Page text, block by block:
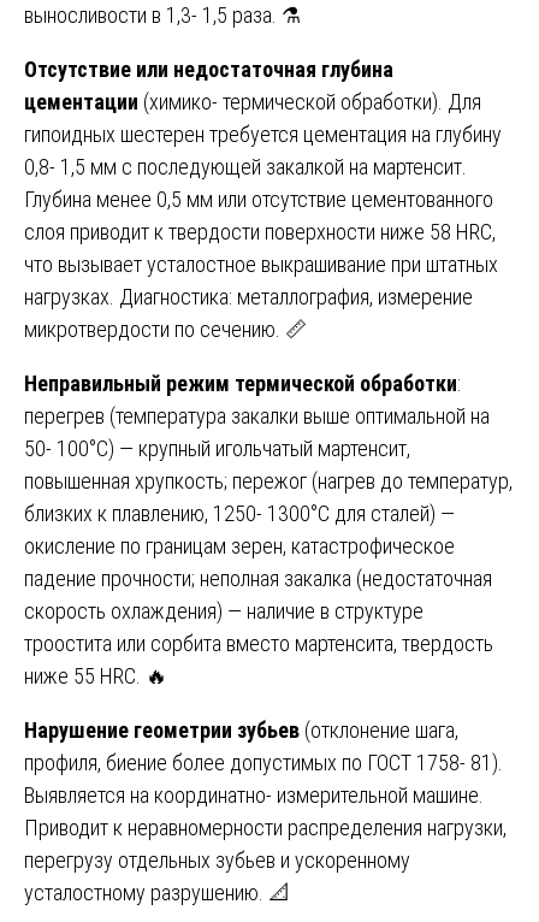
выносливости в 1,3- 1,5 раза. ⚗️
Отсутствие или недостаточная глубина
цементации (химико- термической обработки). Для
гипоидных шестерен требуется цементация на глубину
0,8- 1,5 мм с последующей закалкой на мартенсит.
Глубина менее 0,5 мм или отсутствие цементованного
слоя приводит к твердости поверхности ниже 58 HRC,
что вызывает усталостное выкрашивание при штатных
нагрузках. Диагностика: металлография, измерение
микротвердости по сечению. 📏
Неправильный режим термической обработки:
перегрев (температура закалки выше оптимальной на
50- 100°C) — крупный игольчатый мартенсит,
повышенная хрупкость; пережог (нагрев до температур,
близких к плавлению, 1250- 1300°C для сталей) —
окисление по границам зерен, катастрофическое
падение прочности; неполная закалка (недостаточная
скорость охлаждения) — наличие в структуре
троостита или сорбита вместо мартенсита, твердость
ниже 55 HRC. 🔥
Нарушение геометрии зубьев (отклонение шага,
профиля, биение более допустимых по ГОСТ 1758- 81).
Выявляется на координатно- измерительной машине.
Приводит к неравномерности распределения нагрузки,
перегрузу отдельных зубьев и ускоренному
усталостному разрушению. 📐